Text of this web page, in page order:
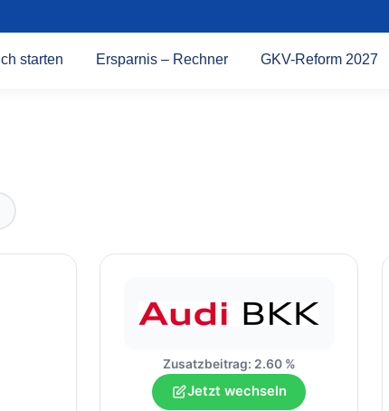
starten Ersparnis – Rechner GKV-Reform 2027
Zusatzbeitrag: 2.60 %
Jetzt wechseln